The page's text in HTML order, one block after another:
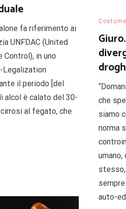
fa riferimento ai
UNFDAC (United
Control), in uno
Legalization
il periodo [del
alcol è calato del 30-
al fegato, che
che
siamo
norma
auto-